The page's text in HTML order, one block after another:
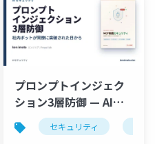
gpu ollama
プロンプトインジェク
ション3層防御 — AIエ
ージェント時代のセキ
ュリティ実践
セキュリティ